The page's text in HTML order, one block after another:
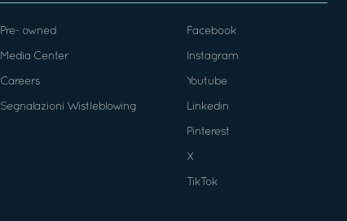
Pre- owned
Media Center
Careers
Segnalazioni Wistleblowing
Facebook
Instagram
Youtube
Linkedin
Pinterest
X
TikTok